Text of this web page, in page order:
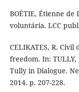
BOÉTIE, Étienne de
voluntária. LCC
CELIKATES, R.
freedom. In: TULLY,
Tully in Dialogue.
2014. p. 207-228.